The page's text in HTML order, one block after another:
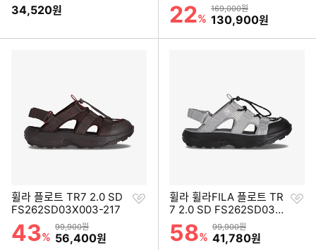
34,520원
할인률
22%
상품금액
169,000원
할인금액
130,900원
휠라 플로트 TR7 2.0 SD
FS262SD03X003-217
할인률
43%
상품금액
99,900원
할인금액
56,400원
찜
휠라 휠라FILA 플로트 TR
7 2.0 SD FS262SD03X
003-031
할인률
58%
상품금액
99,900원
할인금액
41,780원
찜